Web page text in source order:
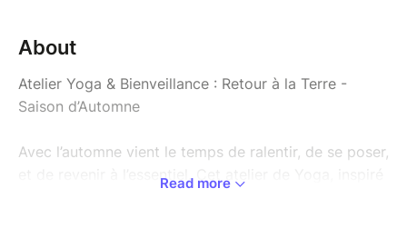
About
Atelier Yoga & Bienveillance : Retour à la Terre -
Saison d’Automne
Avec l’automne vient le temps de ralentir, de se poser,
et de revenir à l’essentiel. Cet atelier de Yoga, inspiré
Read more